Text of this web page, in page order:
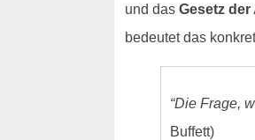
und das Gesetz
bedeutet das
“Die Frage,
Buffett)